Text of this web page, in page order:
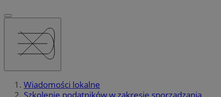
Wiadomości lokalne